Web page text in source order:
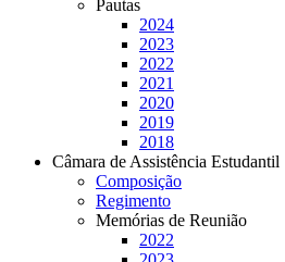
Pautas
2024
2023
2022
2021
2020
2019
2018
Câmara de Assistência Estudantil
Composição
Regimento
Memórias de Reunião
2022